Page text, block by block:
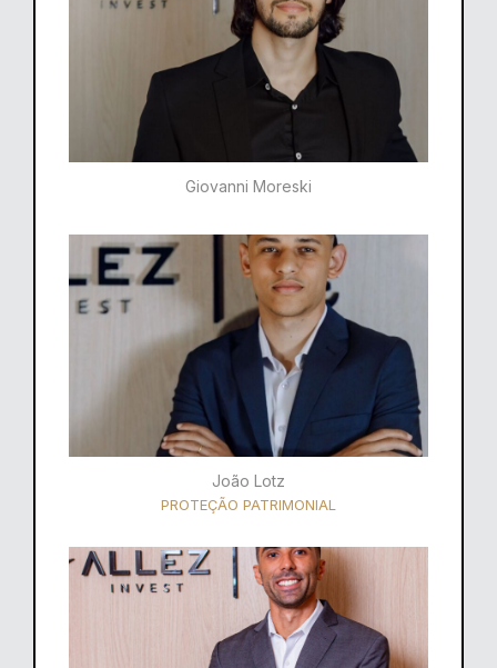
Giovanni Moreski
João Lotz
PROTEÇÃO PATRIMONIAL